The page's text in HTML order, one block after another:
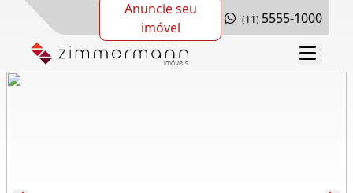
Anuncie seu
imóvel
(11) 5555-1000